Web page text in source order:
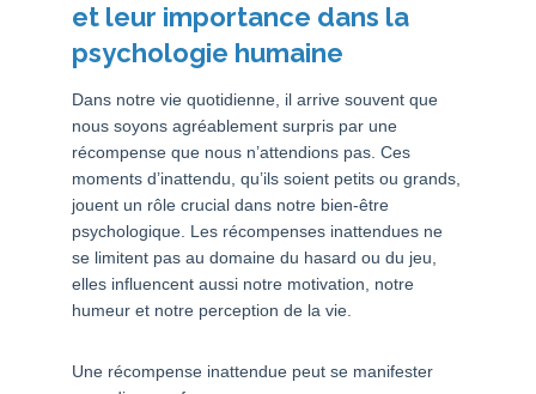
et leur importance dans la
psychologie humaine
Dans notre vie quotidienne, il arrive souvent que
nous soyons agréablement surpris par une
récompense que nous n’attendions pas. Ces
moments d’inattendu, qu’ils soient petits ou grands,
jouent un rôle crucial dans notre bien-être
psychologique. Les récompenses inattendues ne
se limitent pas au domaine du hasard ou du jeu,
elles influencent aussi notre motivation, notre
humeur et notre perception de la vie.
Une récompense inattendue peut se manifester